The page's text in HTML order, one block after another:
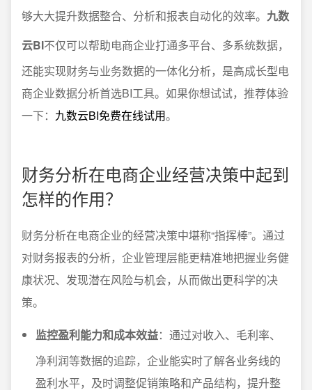
够大大提升数据整合、分析和报表自动化的效率。 九数
云BI不仅可以帮助电商企业打通多平台、多系统数据，
还能实现财务与业务数据的一体化分析，是高成长型电
商企业数据分析首选BI工具。如果你想试试，推荐体验
一下： 九数云BI免费在线试用。
财务分析在电商企业经营决策中起到
怎样的作用？
财务分析在电商企业的经营决策中堪称“指挥棒”。通过
对财务报表的分析，企业管理层能更精准地把握业务健
康状况、发现潜在风险与机会，从而做出更科学的决
策。
监控盈利能力和成本效益：通过对收入、毛利率、
净利润等数据的追踪，企业能实时了解各业务线的
盈利水平，及时调整促销策略和产品结构，提升整